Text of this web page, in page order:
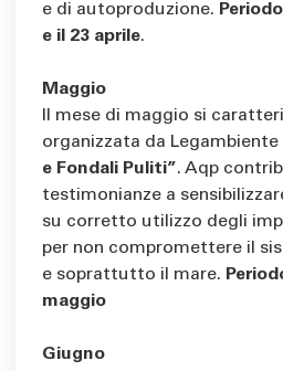
e di autoproduzione.
e il 23 aprile.
Maggio
Il mese di maggio si
organizzata da Legambiente
e Fondali Puliti”. Aqp
testimonianze a
su corretto utilizzo degli
per non compromettere il
e soprattutto il mare.
maggio
Giugno